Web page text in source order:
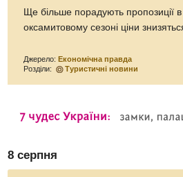
Ще більше порадують пропозиції в
оксамитовому сезоні ціни
Джерело: Економічна правда
Розділи:
Туристичні новини
8 серпня